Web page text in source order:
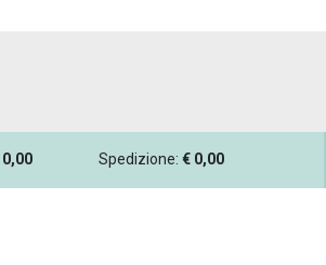
0,00 Spedizione: € 0,00